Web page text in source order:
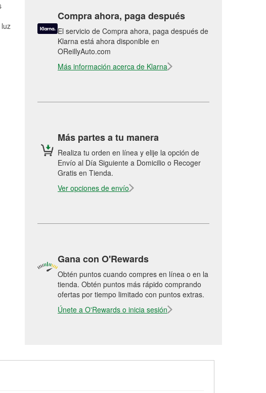
Compra ahora, paga después
El servicio de Compra ahora, paga después de
Klarna está ahora disponible en
OReillyAuto.com
Más información acerca de Klarna
Más partes a tu manera
Realiza tu orden en línea y elije la opción de
Envío al Día Siguiente a Domicilio o Recoger
Gratis en Tienda.
Ver opciones de envío
Gana con O'Rewards
Obtén puntos cuando compres en línea o en la
tienda. Obtén puntos más rápido comprando
ofertas por tiempo limitado con puntos extras.
Únete a O'Rewards o inicia sesión